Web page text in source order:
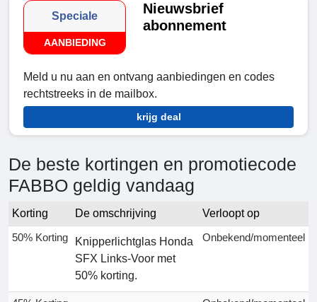
Speciale
AANBIEDING
Nieuwsbrief
abonnement
Meld u nu aan en ontvang aanbiedingen en codes
rechtstreeks in de mailbox.
krijg deal
De beste kortingen en promotiecode
FABBO geldig vandaag
Korting De omschrijving
Verloopt op
50% Korting
Knipperlichtglas Honda
SFX Links-Voor met
50% korting.
Onbekend/momenteel